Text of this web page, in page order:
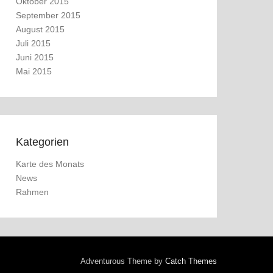
September 2015
August 2015
Juli 2015
Juni 2015
Mai 2015
Kategorien
Karte des Monats
News
Rahmen
Adventurous Theme by Catch Themes